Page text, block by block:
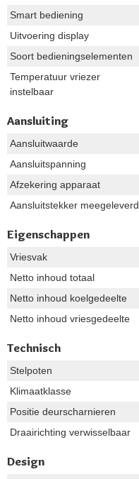
Smart bediening
Uitvoering display
Soort bedieningselementen
Temperatuur vriezer
instelbaar
Aansluiting
Aansluitwaarde
Aansluitspanning
Afzekering apparaat
Aansluitstekker meegeleverd
Eigenschappen
Vriesvak
Netto inhoud totaal
Netto inhoud koelgedeelte
Netto inhoud vriesgedeelte
Technisch
Stelpoten
Klimaatklasse
Positie deurscharnieren
Draairichting verwisselbaar
Design